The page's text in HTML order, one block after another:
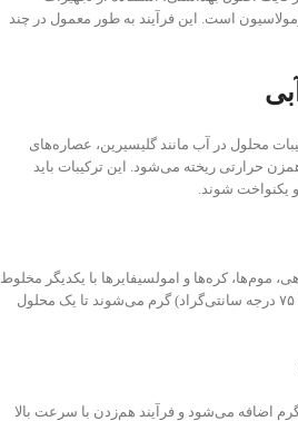
است. این فرآیند به طور معمول در چند
محلول در آب مانند گلیسیرین، عصاره‌های
حرارتی ریخته می‌شود. این ترکیبات باید
شوند.
موم‌ها، کره‌ها و امولسیفایرها با یکدیگر مخلوط
و تا دمای مناسب (معمولاً بین ۶۰ تا ۷۵ درجه سانتی‌گراد) گرم می‌شوند تا یک محلول
گرم اضافه می‌شود و فرآیند هم‌زدن با سرعت بالا